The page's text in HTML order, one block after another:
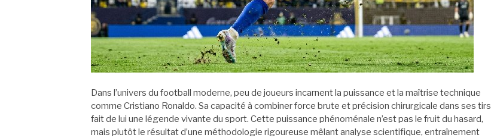
Dans l’univers du football moderne, peu de joueurs incarnent la puissance et la maîtrise technique
comme Cristiano Ronaldo. Sa capacité à combiner force brute et précision chirurgicale dans ses tirs
fait de lui une légende vivante du sport. Cette puissance phénoménale n’est pas le fruit du hasard,
mais plutôt le résultat d’une méthodologie rigoureuse mêlant analyse scientifique, entraînement